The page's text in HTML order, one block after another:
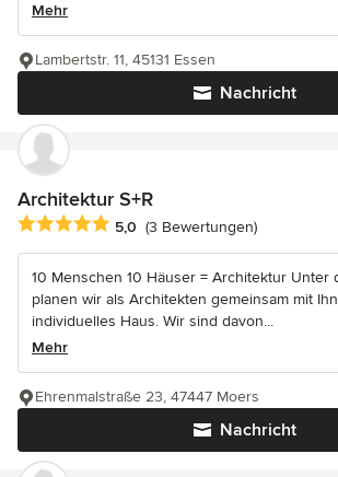
Mehr
Nachricht
Lambertstr. 11, 45131 Essen
Architektur S+R
Durchschnittliche Bewertung: 5 von 5
5,0 (3 Bewertungen)
10 Menschen 10 Häuser = Architektur Unter
planen wir als Architekten gemeinsam mit
individuelles Haus. Wir sind davon...
Mehr
Nachricht
Ehrenmalstraße 23, 47447 Moers